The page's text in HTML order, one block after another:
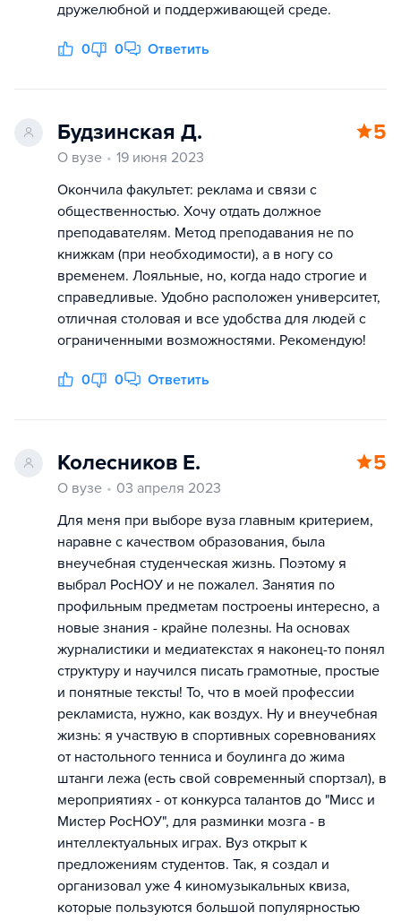
дружелюбной и поддерживающей среде.
0 0 Ответить
Будзинская Д. 5
О вузе
19 июня 2023
Окончила факультет: реклама и связи с
общественностью. Хочу отдать должное
преподавателям. Метод преподавания не по
книжкам (при необходимости), а в ногу со
временем. Лояльные, но, когда надо строгие и
справедливые. Удобно расположен университет,
отличная столовая и все удобства для людей с
ограниченными возможностями. Рекомендую!
0 0 Ответить
Колесников Е. 5
О вузе
03 апреля 2023
Для меня при выборе вуза главным критерием,
наравне с качеством образования, была
внеучебная студенческая жизнь. Поэтому я
выбрал РосНОУ и не пожалел. Занятия по
профильным предметам построены интересно, а
новые знания - крайне полезны. На основах
журналистики и медиатекстах я наконец-то понял
структуру и научился писать грамотные, простые
и понятные тексты! То, что в моей профессии
рекламиста, нужно, как воздух. Ну и внеучебная
жизнь: я участвую в спортивных соревнованиях
от настольного тенниса и боулинга до жима
штанги лежа (есть свой современный спортзал), в
мероприятиях - от конкурса талантов до "Мисс и
Мистер РосНОУ", для разминки мозга - в
интеллектуальных играх. Вуз открыт к
предложениям студентов. Так, я создал и
организовал уже 4 киномузыкальных квиза,
которые пользуются большой популярностью